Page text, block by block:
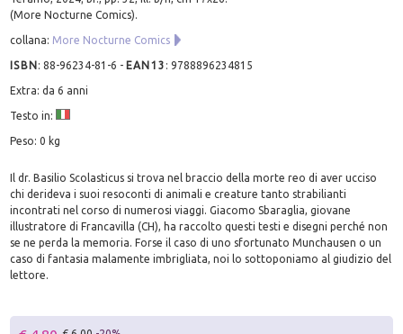
(More Nocturne Comics).
collana: More Nocturne Comics
ISBN:88-96234-81-6 - EAN13 :9788896234815
Extra: da 6 anni
Testo in:
Peso: 0 kg
Il dr. Basilio Scolasticus si trova nel braccio della morte reo di aver ucciso
chi derideva i suoi resoconti di animali e creature tanto strabilianti
incontrati nel corso di numerosi viaggi. Giacomo Sbaraglia, giovane
illustratore di Francavilla (CH), ha raccolto questi testi e disegni perché non
se ne perda la memoria. Forse il caso di uno sfortunato Munchausen o un
caso di fantasia malamente imbrigliata, noi lo sottoponiamo al giudizio del
lettore.